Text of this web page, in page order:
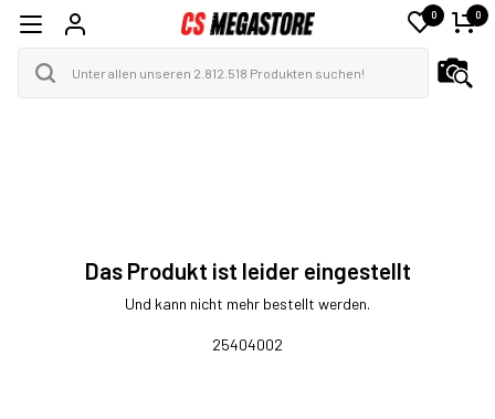
0 0
Das Produkt ist leider eingestellt
Und kann nicht mehr bestellt werden.
25404002